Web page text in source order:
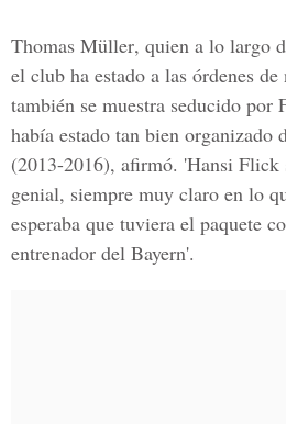
Thomas Müller, quien a lo largo
el club ha estado a las órdenes de
también se muestra seducido
había estado tan bien organizado
(2013-2016), afirmó. 'Hansi Flick
genial, siempre muy claro en lo
esperaba que tuviera el paquete
entrenador del Bayern'.